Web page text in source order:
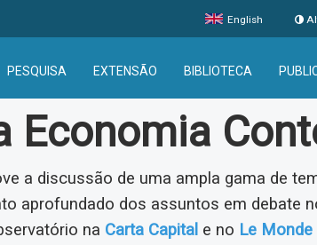
English
PESQUISA EXTENSÃO BIBLIOTECA
Economia
a discussão de uma ampla gama de
aprofundado dos assuntos em debate
na Carta Capital e no Le